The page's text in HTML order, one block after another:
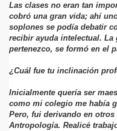
Las clases no eran tan
cobró una gran vida; ahí
soplones se podía debatir
recibir ayuda intelectual. La
pertenezco, se formó en el
¿Cuál fue tu inclinación
Inicialmente quería ser
como mi colegio me había
Pero, fui derivando en
Antropología. Realicé